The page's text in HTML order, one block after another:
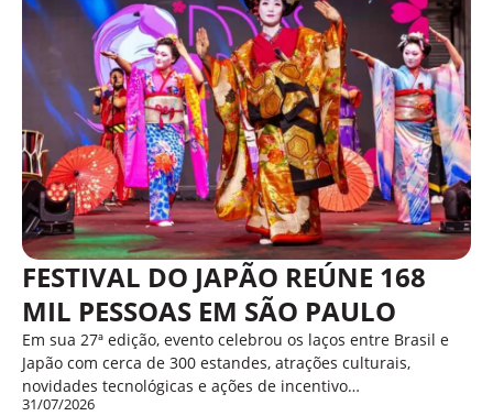
FESTIVAL DO JAPÃO REÚNE 168
MIL PESSOAS EM SÃO PAULO
Em sua 27ª edição, evento celebrou os laços entre Brasil e
Japão com cerca de 300 estandes, atrações culturais,
novidades tecnológicas e ações de incentivo…
31/07/2026